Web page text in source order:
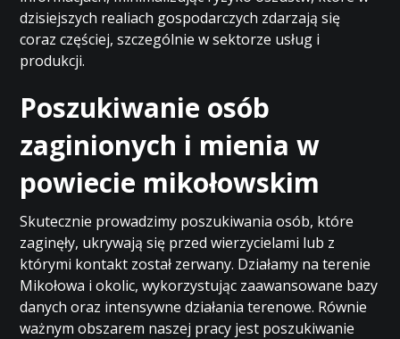
dzisiejszych realiach gospodarczych zdarzają się
coraz częściej, szczególnie w sektorze usług i
produkcji.
Poszukiwanie osób
zaginionych i mienia w
powiecie mikołowskim
Skutecznie prowadzimy poszukiwania osób, które
zaginęły, ukrywają się przed wierzycielami lub z
którymi kontakt został zerwany. Działamy na terenie
Mikołowa i okolic, wykorzystując zaawansowane bazy
danych oraz intensywne działania terenowe. Równie
ważnym obszarem naszej pracy jest poszukiwanie